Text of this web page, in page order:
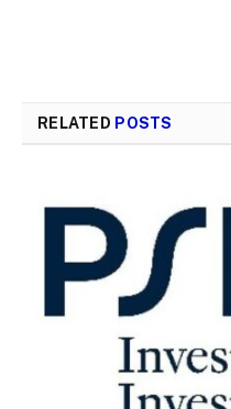
RELATED POSTS